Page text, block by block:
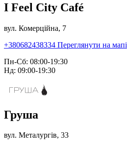
I Feel City Café
вул. Комерційна, 7
+380682438334 Переглянути на мапі
Пн-Сб: 08:00-19:30
Нд: 09:00-19:30
Груша
вул. Металургів, 33